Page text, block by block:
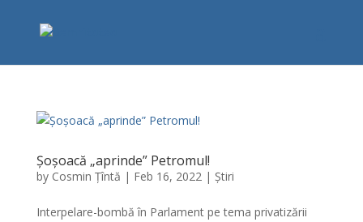
Șoșoacă „aprinde” Petromul!
by Cosmin Țîntă | Feb 16, 2022| Știri
Interpelare-bombă în Parlament pe tema privatizării